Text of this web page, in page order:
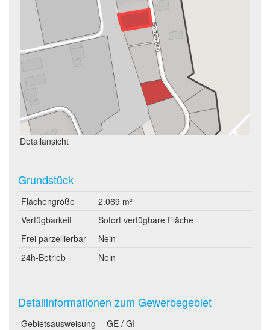
Detailansicht
Grundstück
Flächengröße
2.069 m²
Verfügbarkeit
Sofort verfügbare Fläche
Frei parzellierbar
Nein
24h-Betrieb
Nein
Detailinformationen zum Gewerbegebiet
Gebietsausweisung
GE / GI